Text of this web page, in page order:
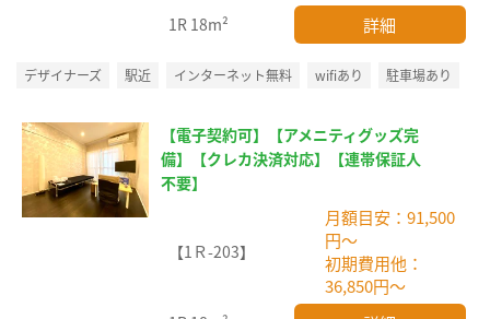
1R 18m² 詳細
デザイナーズ 駅近 インターネット無料 wifiあり 駐車場あり
【電子契約可】【アメニティグッズ完
備】【クレカ決済対応】【連帯保証人
不要】
【1Ｒ-203】
月額目安：91,500
円～
初期費用他：
36,850円～